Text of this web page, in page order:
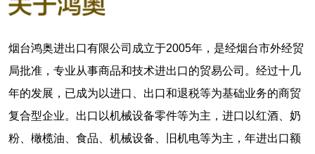
烟台鸿奥进出口有限公司成立于2005年，是经烟台市外经贸
局批准，专业从事商品和技术进出口的贸易公司。经过十几
年的发展，已成为以进口、出口和退税等为基础业务的商贸
复合型企业。出口以机械设备零件等为主，进口以红酒、奶
粉、橄榄油、食品、机械设备、旧机电等为主，年进出口额